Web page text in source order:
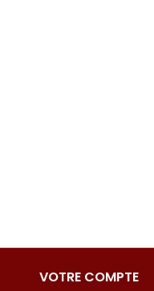
VOTRE COMPTE